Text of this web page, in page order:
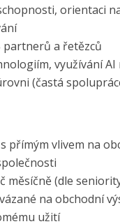
orientaci
partnerů a řetězců
využívání
(častá
přímým vlivem na
měsíčně (dle
na obchodní
užití